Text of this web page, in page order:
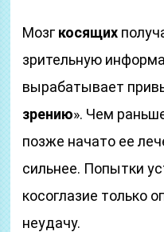
Мозг косящих
зрительную
вырабатывает
зрению». Чем
позже начато ее
сильнее. Попытки
косоглазие только
неудачу.